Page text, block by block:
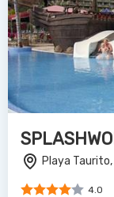
Playa
4.0